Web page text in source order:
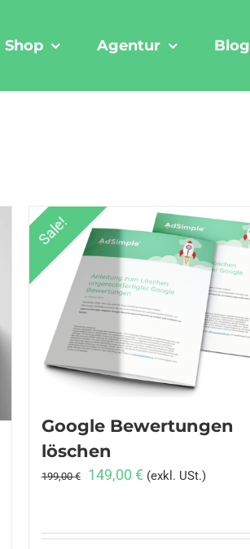
Shop Agentur Blog
Sale!
Google Bewertungen
löschen
199,00€
Ursprünglicher
199,00 €
149,00 €Aktueller
149,00 €.
(exkl. USt.)